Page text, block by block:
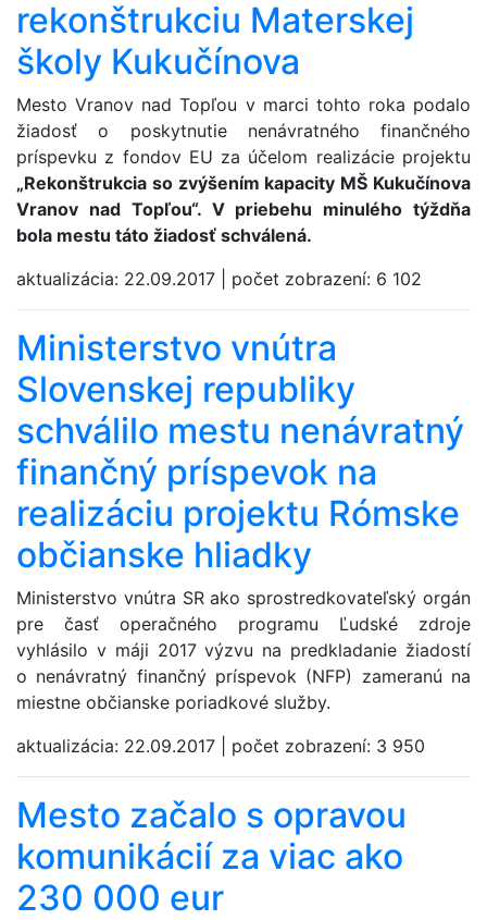
rekonštrukciu Materskej
školy Kukučínova
Mesto Vranov nad Topľou v marci tohto roka podalo
žiadosť o poskytnutie nenávratného finančného
príspevku z fondov EU za účelom realizácie projektu
„Rekonštrukcia so zvýšením kapacity MŠ Kukučínova
Vranov nad Topľou“. V priebehu minulého týždňa
bola mestu táto žiadosť schválená.
aktualizácia: 22.09.2017 počet zobrazení: 6 102
Ministerstvo vnútra
Slovenskej republiky
schválilo mestu nenávratný
finančný príspevok na
realizáciu projektu Rómske
občianske hliadky
Ministerstvo vnútra SR ako sprostredkovateľský orgán
pre časť operačného programu Ľudské zdroje
vyhlásilo v máji 2017 výzvu na predkladanie žiadostí
o nenávratný finančný príspevok (NFP) zameranú na
miestne občianske poriadkové služby.
aktualizácia: 22.09.2017 počet zobrazení: 3 950
Mesto začalo s opravou
komunikácií za viac ako
230 000 eur